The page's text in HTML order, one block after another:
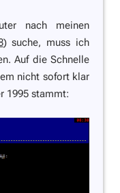
nach meinen
) suche, muss ich
Auf die Schnelle
nicht sofort klar
1995 stammt: